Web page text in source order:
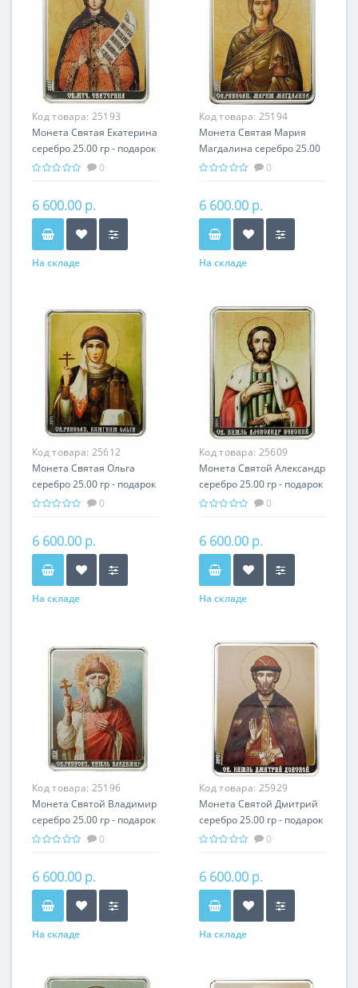
Код товара: 25193
Монета Святая Екатерина
серебро 25.00 гр - подарок
икона имени0
6 600.00 р.
На складе
Код товара: 25194
Монета Святая Мария
Магдалина серебро 25.00
гр - подарок икона имени
0
6 600.00 р.
На складе
Код товара: 25612
Монета Святая Ольга
серебро 25.00 гр - подарок
икона имени0
6 600.00 р.
На складе
Код товара: 25609
Монета Святой Александр
серебро 25.00 гр - подарок
икона имени0
6 600.00 р.
На складе
Код товара: 25196
Монета Святой Владимир
серебро 25.00 гр - подарок
икона имени0
6 600.00 р.
На складе
Код товара: 25929
Монета Святой Дмитрий
серебро 25.00 гр - подарок
икона имени0
6 600.00 р.
На складе